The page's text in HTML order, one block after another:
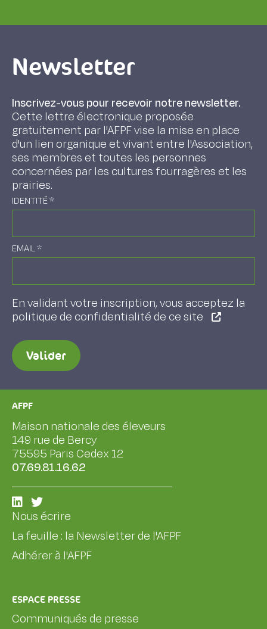
Newsletter
Inscrivez-vous pour recevoir notre newsletter.
Cette lettre électronique proposée
gratuitement par l'AFPF vise la mise en place
d'un lien organique et vivant entre l'Association,
ses membres et toutes les personnes
concernées par les cultures fourragères et les
prairies.
IDENTITÉ*
EMAIL*
En validant votre inscription, vous acceptez la
politique de confidentialité de ce site
Valider
AFPF
Maison nationale des éleveurs
149 rue de Bercy
75595 Paris Cedex 12
07.69.81.16.62
Nous écrire
La feuille : la Newsletter de l'AFPF
Adhérer à l'AFPF
ESPACE PRESSE
Communiqués de presse